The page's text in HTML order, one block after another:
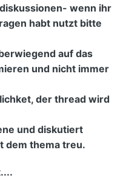
wenn ihr
habt nutzt bitte
auf das
und nicht immer
der thread wird
und diskutiert
dem thema treu.